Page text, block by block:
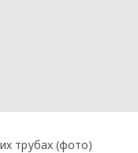
трубах (фото)